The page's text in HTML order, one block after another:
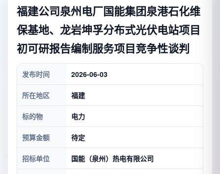
福建公司泉州电厂国能集团泉港石化维
保基地、龙岩坤孚分布式光伏电站项目
初可研报告编制服务项目竞争性谈判
发布时间 2026-06-03
所在地区 福建
标的物 电力
预算金额 待定
招标单位 国能（泉州）热电有限公司